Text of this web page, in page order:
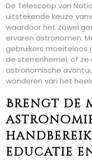
De Telescoop van
uitstekende keuze
waardoor het zowel
ervaren astronomen.
gebruikers moeiteloos
de sterrenhemel, of
astronomische
wonderen van het
Brengt de
educatie